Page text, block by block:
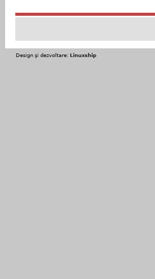
Design şi dezvoltare: Linuxship